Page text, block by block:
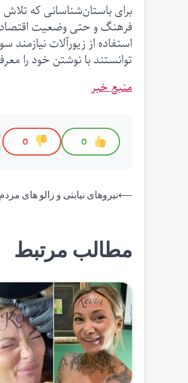
برای باستان‌شناسانی که
فرهنگ و حتی وضعیت
استفاده از زیورآلات
توانستند با نوشتن خود را
منبع خبر
0
0
راهبری
⟵نیروهای نیابتی و زالو های
مطالب مرتبط